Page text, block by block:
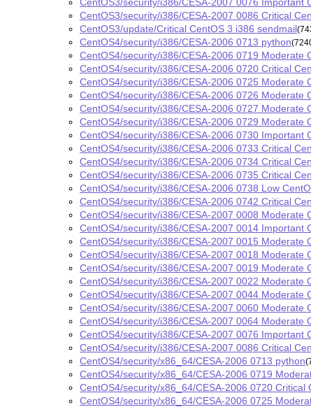
CentOS3/security/i386/CESA-2007 0086 Critical
CentOS3/update/Critical CentOS 3 i386 sendmail
CentOS4/security/i386/CESA-2006 0713 python
CentOS4/security/i386/CESA-2006 0719 Moderate
CentOS4/security/i386/CESA-2006 0720 Critical
CentOS4/security/i386/CESA-2006 0725 Moderate
CentOS4/security/i386/CESA-2006 0726 Moderate
CentOS4/security/i386/CESA-2006 0727 Moderate
CentOS4/security/i386/CESA-2006 0729 Moderate
CentOS4/security/i386/CESA-2006 0730 Important
CentOS4/security/i386/CESA-2006 0733 Critical
CentOS4/security/i386/CESA-2006 0734 Critical
CentOS4/security/i386/CESA-2006 0735 Critical
CentOS4/security/i386/CESA-2006 0738 Low
CentOS4/security/i386/CESA-2006 0742 Critical
CentOS4/security/i386/CESA-2007 0008 Moderate
CentOS4/security/i386/CESA-2007 0014 Important
CentOS4/security/i386/CESA-2007 0015 Moderate
CentOS4/security/i386/CESA-2007 0018 Moderate
CentOS4/security/i386/CESA-2007 0019 Moderate
CentOS4/security/i386/CESA-2007 0022 Moderate
CentOS4/security/i386/CESA-2007 0044 Moderate
CentOS4/security/i386/CESA-2007 0060 Moderate
CentOS4/security/i386/CESA-2007 0064 Moderate
CentOS4/security/i386/CESA-2007 0076 Important
CentOS4/security/i386/CESA-2007 0086 Critical
CentOS4/security/x86_64/CESA-2006 0713 python
CentOS4/security/x86_64/CESA-2006 0719
CentOS4/security/x86_64/CESA-2006 0720 Critical
CentOS4/security/x86_64/CESA-2006 0725